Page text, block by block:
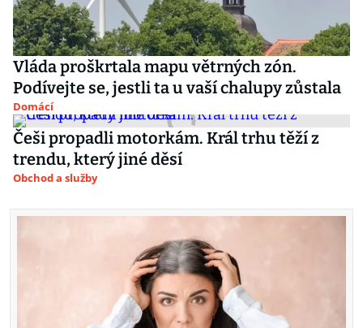
Vláda proškrtala mapu větrných zón.
Podívejte se, jestli ta u vaší chalupy zůstala
Domácí
Češi propadli motorkám. Král trhu těží z
trendu, který jiné děsí
Obchod a služby